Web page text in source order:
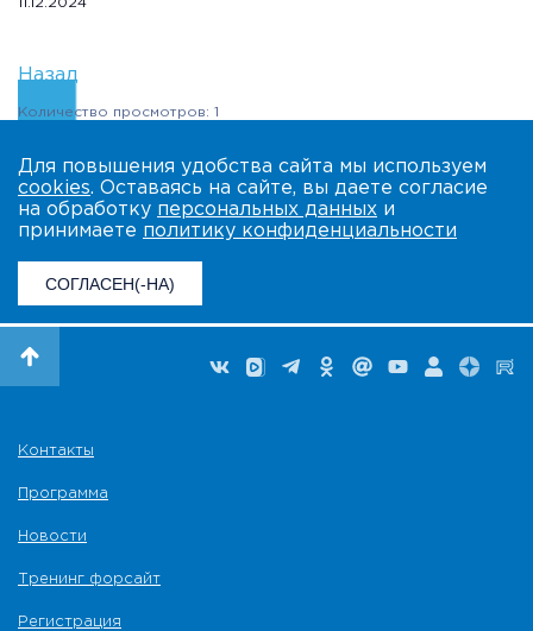
11.12.2024
Назад
Количество просмотров: 1
Для повышения удобства сайта мы используем
cookies. Оставаясь на сайте, вы даете согласие
на обработку персональных данных и
принимаете политику конфиденциальности
СОГЛАСЕН(-НА)
Контакты
Программа
Новости
Тренинг форсайт
Регистрация